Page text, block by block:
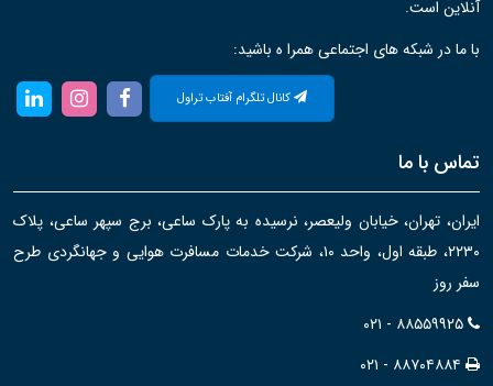
آنلاین است.
با ما در شبکه های اجتماعی همرا ه باشید:
کانال تلگرام آفتاب تراول
تماس با ما
ایران، تهران، خیابان ولیعصر، نرسیده به پارک ساعی، برج سپهر ساعی، پلاک
۲۲۳۰، طبقه اول، واحد ۱۰، شرکت خدمات مسافرت هوایی و جهانگردی طرح
سفر روز
۰۲۱ - ۸۸۵۵۹۹۲۵
۰۲۱ - ۸۸۷۰۴۸۸۴